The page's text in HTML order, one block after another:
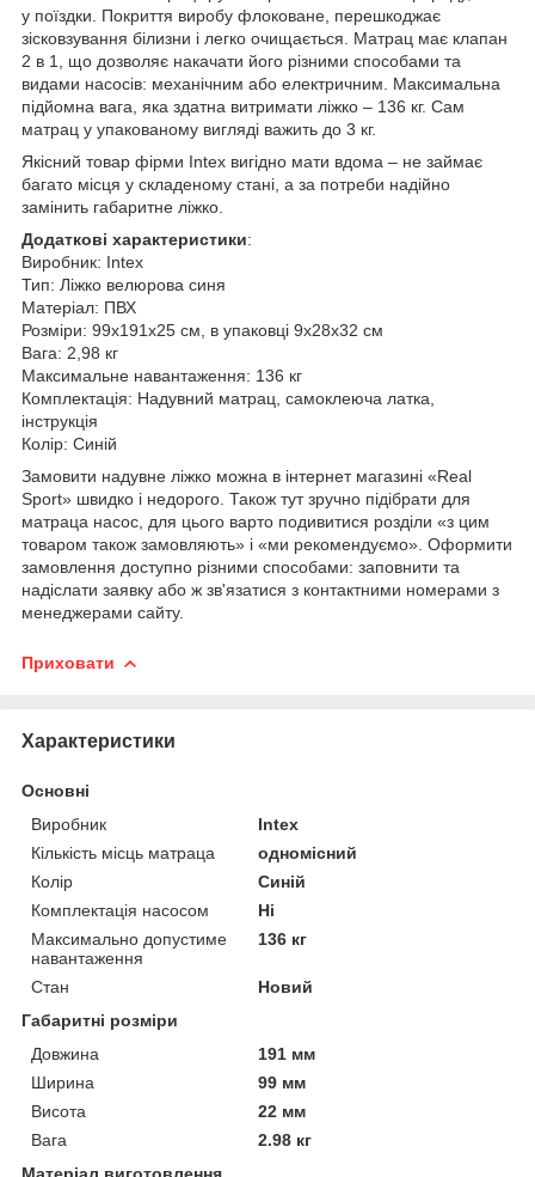
у поїздки.
Покриття виробу флоковане, перешкоджає
зісковзування білизни і легко очищається.
Матрац має клапан
2 в 1, що дозволяє накачати його різними способами та
видами насосів: механічним або електричним.
Максимальна
підйомна вага, яка здатна витримати ліжко – 136 кг. Сам
матрац у упакованому вигляді важить до 3 кг.
Якісний товар фірми Intex вигідно мати вдома – не займає
багато місця у складеному стані, а за потреби надійно
замінить габаритне ліжко.
Додаткові характеристики:
Виробник: Intex
Тип: Ліжко велюрова синя
Матеріал: ПВХ
Розміри: 99х191х25 см, в упаковці 9x28x32 см
Вага: 2,98 кг
Максимальне навантаження: 136 кг
Комплектація: Надувний матрац, самоклеюча латка,
інструкція
Колір: Синій
Замовити надувне ліжко можна в інтернет магазині «Real
Sport» швидко і недорого. Також тут зручно підібрати для
матраца насос, для цього варто подивитися розділи «з цим
товаром також замовляють» і «ми рекомендуємо». Оформити
замовлення доступно різними способами: заповнити та
надіслати заявку або ж зв'язатися з контактними номерами з
менеджерами сайту.
Приховати
Характеристики
Основні
Виробник
Intex
Кількість місць матраца
одномісний
Колір
Синій
Комплектація насосом
Ні
Максимально допустиме
навантаження
136 кг
Стан
Новий
Габаритні розміри
Довжина
191 мм
Ширина
99 мм
Висота
22 мм
Вага
2.98 кг
Матеріал виготовлення